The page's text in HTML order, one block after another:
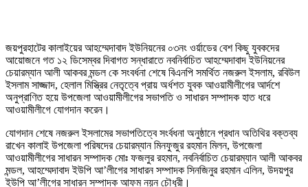
জয়পুরহাটের কালাইয়ের আহম্মেদাবাদ ইউনিয়নের ০৩নং ওর্য়াডের বেশ কিছু যুবকদের
আয়োজনে গত ১২ ডিসেম্বর দিবাগত সন্ধারাতে নবনির্বাচিত আহম্মেদাবাদ ইউনিয়নের
চেয়ারম্যান আলী আকবর মন্ডল কে সংবর্ধনা শেষে বিএনপি সমর্থিত নজরুল ইসলাম, রবিউল
ইসলাম সাজ্জাদ, হেলাল মিস্ত্রির নেতৃত্বে প্রায় অর্ধশত যুবক আওয়ামীলীগের আর্দশে
অনুপ্রাণিত হয়ে উপজেলা আওয়ামীলীগের সভাপতি ও সাধারন সম্পাদক হাত ধরে
আওয়ামীলীগে যোগদান করেন।
যোগদান শেষে নজরুল ইসলামের সভাপতিত্বে সংর্বধনা অনুষ্ঠানে প্রধান অতিথির বক্তব্য
রাখেন কালাই উপজেলা পরিষদের চেয়ারম্যান মিনফুজুর রহমান মিলন, উপজেলা
আওয়ামীলীগের সাধারন সম্পাদক মোঃ ফজলুর রহমান, নবনির্বাচিত চেয়ারম্যান আলী আকবর
মন্ডল, আহম্মেদাবাদ ইউপি আ’লীগের সাধারন সম্পাদক সিনজিনুর রহমান এলিন, উদয়পুর
ইউপি আ’লীগের সাধারন সম্পাদক আফম নয়ন চৌধুরী।